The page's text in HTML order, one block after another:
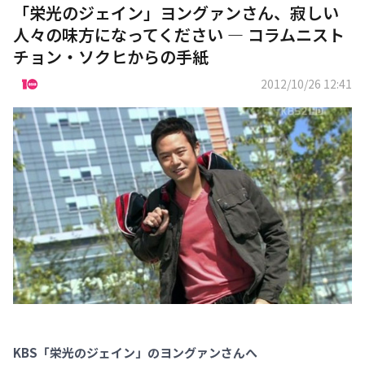
「栄光のジェイン」ヨングァンさん、寂しい
人々の味方になってください ― コラムニスト
チョン・ソクヒからの手紙
2012/10/26 12:41
KBS「栄光のジェイン」のヨングァンさんへ